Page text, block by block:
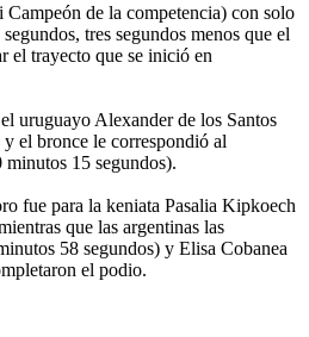
de la competencia) con solo
tres segundos menos que el
el trayecto que se inició en
uruguayo Alexander de los Santos
el bronce le correspondió al
15 segundos).
fue para la keniata Pasalia Kipkoech
que las argentinas las
58 segundos) y Elisa Cobanea
el podio.